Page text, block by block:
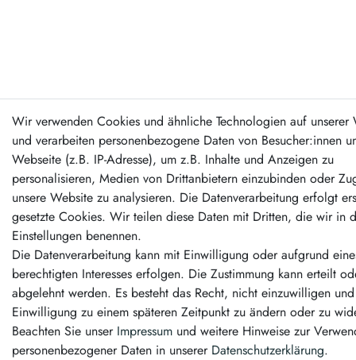
Wir verwenden Cookies und ähnliche Technologien auf unserer
und verarbeiten personenbezogene Daten von Besucher:innen
Webseite (z.B. IP-Adresse), um z.B. Inhalte und Anzeigen zu
personalisieren, Medien von Drittanbietern einzubinden oder
unsere Website zu analysieren. Die Datenverarbeitung erfolgt
gesetzte Cookies. Wir teilen diese Daten mit Dritten, die wir in
Einstellungen benennen.
Die Datenverarbeitung kann mit Einwilligung oder aufgrund
berechtigten Interesses erfolgen. Die Zustimmung kann erteilt
abgelehnt werden. Es besteht das Recht, nicht einzuwilligen
Einwilligung zu einem späteren Zeitpunkt zu ändern oder zu
Beachten Sie unser Impressum und weitere Hinweise zur
personenbezogener Daten in unserer Daten­schutz­erklärung.